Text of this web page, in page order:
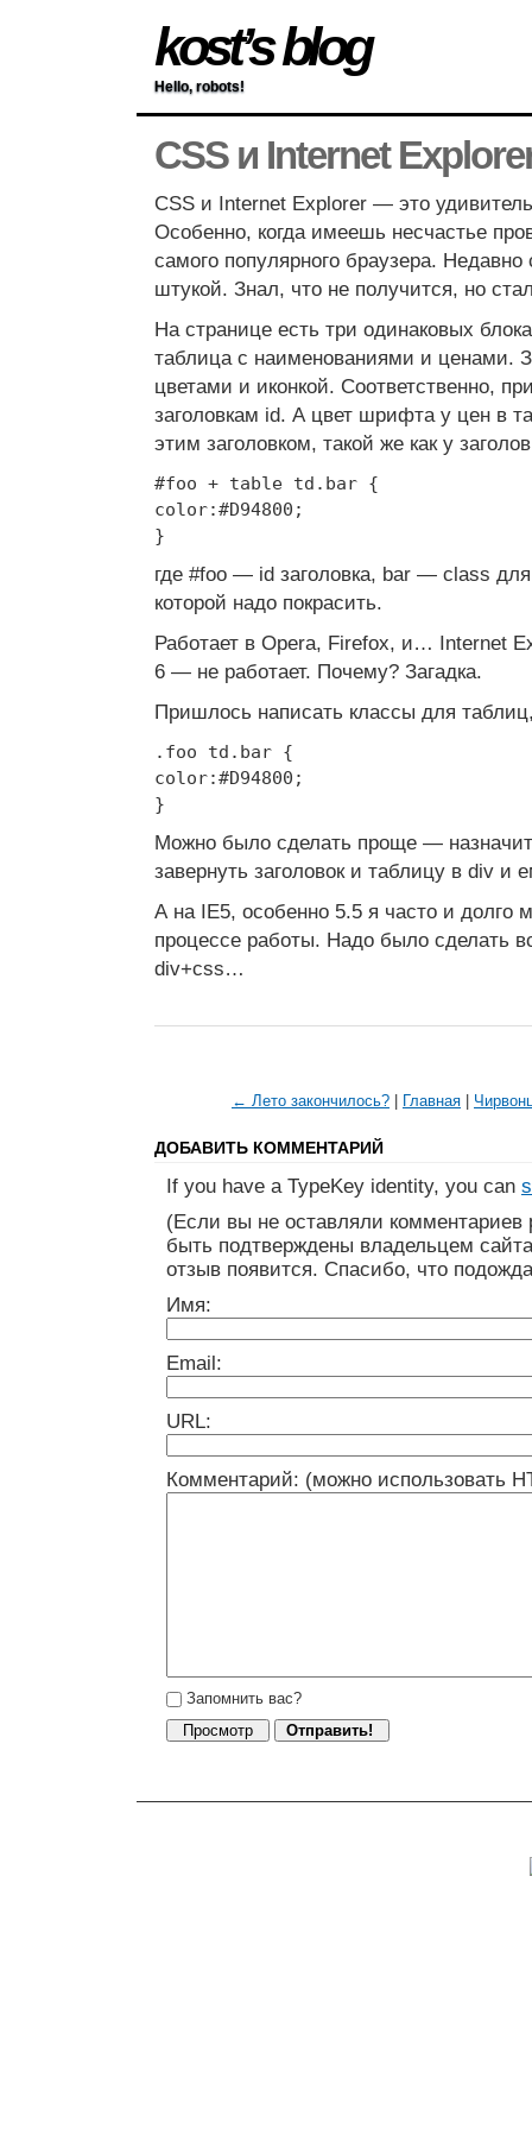
kost’s blog
Hello, robots!
CSS и Internet
CSS и Internet Explorer — это
Особенно, когда имеешь несчастье
самого популярного браузера. Недавно
штукой. Знал, что не получится, но
На странице есть три одинаковых
таблица с наименованиями и ценами.
цветами и иконкой. Соответственно,
заголовкам id. А цвет шрифта у цен в
этим заголовком, такой же как у
#foo + table td.bar {
color:#D94800;
}
где #foo — id заголовка, bar — class
которой надо покрасить.
Работает в Opera, Firefox, и… Internet
6 — не работает. Почему? Загадка.
Пришлось написать классы для
.foo td.bar {
color:#D94800;
}
Можно было сделать проще —
завернуть заголовок и таблицу в div и
А на IE5, особенно 5.5 я часто и долго
процессе работы. Надо было сделать
div+css…
← Лето закончилось? Главная
ДОБАВИТЬ КОММЕНТАРИЙ
If you have a TypeKey identity, you can
(Если вы не оставляли
быть подтверждены владельцем
отзыв появится. Спасибо, что
Имя:
Email:
URL:
Комментарий: (можно использовать
Запомнить вас?